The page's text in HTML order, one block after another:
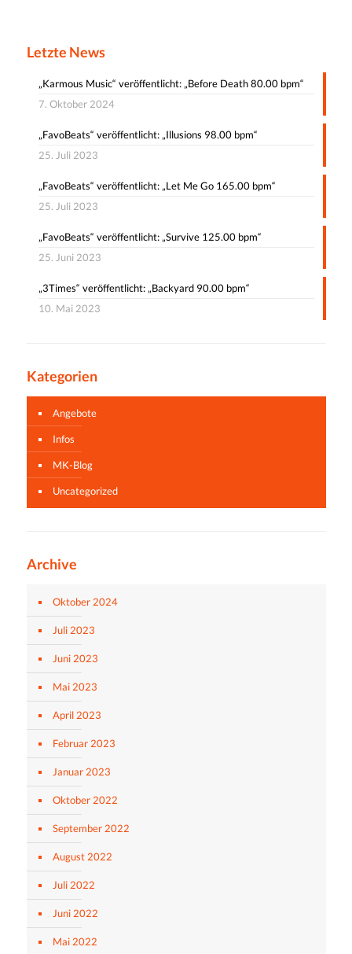
Letzte News
„Karmous Music“ veröffentlicht: „Before Death 80.00 bpm“
7. Oktober 2024
„FavoBeats“ veröffentlicht: „Illusions 98.00 bpm“
25. Juli 2023
„FavoBeats“ veröffentlicht: „Let Me Go 165.00 bpm“
25. Juli 2023
„FavoBeats“ veröffentlicht: „Survive 125.00 bpm“
25. Juni 2023
„3Times“ veröffentlicht: „Backyard 90.00 bpm“
10. Mai 2023
Kategorien
Angebote
Infos
MK-Blog
Uncategorized
Archive
Oktober 2024
Juli 2023
Juni 2023
Mai 2023
April 2023
Februar 2023
Januar 2023
Oktober 2022
September 2022
August 2022
Juli 2022
Juni 2022
Mai 2022